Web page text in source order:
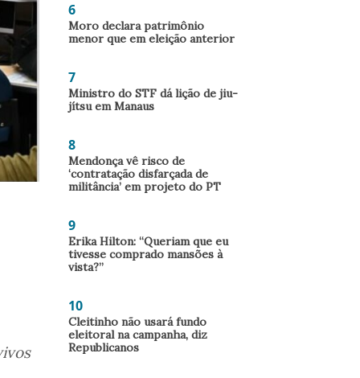
6
Moro declara patrimônio
menor que em eleição anterior
7
Ministro do STF dá lição de jiu-
jítsu em Manaus
8
Mendonça vê risco de
‘contratação disfarçada de
militância’ em projeto do PT
9
Erika Hilton: “Queriam que eu
tivesse comprado mansões à
vista?”
10
Cleitinho não usará fundo
eleitoral na campanha, diz
Republicanos